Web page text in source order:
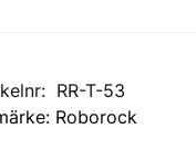
RR-T-53
Roborock